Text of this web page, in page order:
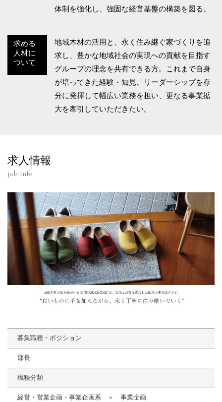
体制を強化し、強固な経営基盤の構築を図る。
求める
人材に
ついて
地域木材の活用と、永く住み継ぐ家づくりを追
求し、豊かな地域社会の実現への貢献を目指す
グループの理念を共有できる方。これまで自身
が培ってきた経験・知見、リーダーシップを存
分に発揮して幅広い業務を担い、更なる事業拡
大を牽引していただきたい。
求人情報
job info
募集職種・ポジション
部長
職種分類
経営・営業企画・事業企画系 ＞ 事業企画